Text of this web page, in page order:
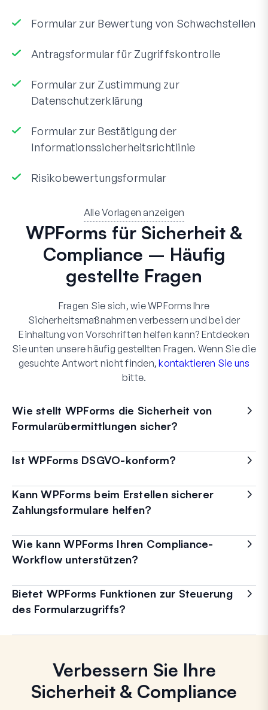
Formular zur Bewertung von Schwachstellen
Antragsformular für Zugriffskontrolle
Formular zur Zustimmung zur
Datenschutzerklärung
Formular zur Bestätigung der
Informationssicherheitsrichtlinie
Risikobewertungsformular
Alle Vorlagen anzeigen
WPForms für Sicherheit &
Compliance – Häufig
gestellte Fragen
Fragen Sie sich, wie WPForms Ihre
Sicherheitsmaßnahmen verbessern und bei der
Einhaltung von Vorschriften helfen kann? Entdecken
Sie unten unsere häufig gestellten Fragen. Wenn Sie die
gesuchte Antwort nicht finden,kontaktieren Sie uns
bitte.
Wie stellt WPForms die Sicherheit von
Formularübermittlungen sicher?
Ist WPForms DSGVO-konform?
Kann WPForms beim Erstellen sicherer
Zahlungsformulare helfen?
Wie kann WPForms Ihren Compliance-
Workflow unterstützen?
Bietet WPForms Funktionen zur Steuerung
des Formularzugriffs?
Verbessern Sie Ihre
Sicherheit & Compliance